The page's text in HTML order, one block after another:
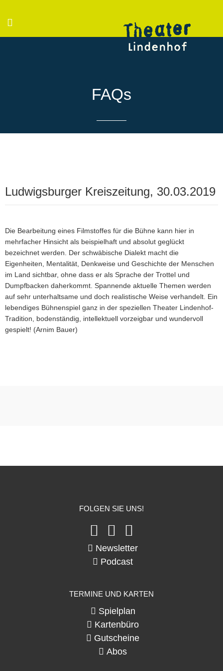
FAQs
Ludwigsburger Kreiszeitung, 30.03.2019
Die Bearbeitung eines Filmstoffes für die Bühne kann hier in
mehrfacher Hinsicht als beispielhaft und absolut geglückt
bezeichnet werden. Der schwäbische Dialekt macht die
Eigenheiten, Mentalität, Denkweise und Geschichte der Menschen
im Land sichtbar, ohne dass er als Sprache der Trottel und
Dumpfbacken daherkommt. Spannende aktuelle Themen werden
auf sehr unterhaltsame und doch realistische Weise verhandelt. Ein
lebendiges Bühnenspiel ganz in der speziellen Theater Lindenhof-
Tradition, bodenständig, intellektuell vorzeigbar und wundervoll
gespielt! (Arnim Bauer)
FOLGEN SIE UNS!
Newsletter
Podcast
TERMINE UND KARTEN
Spielplan
Kartenbüro
Gutscheine
Abos